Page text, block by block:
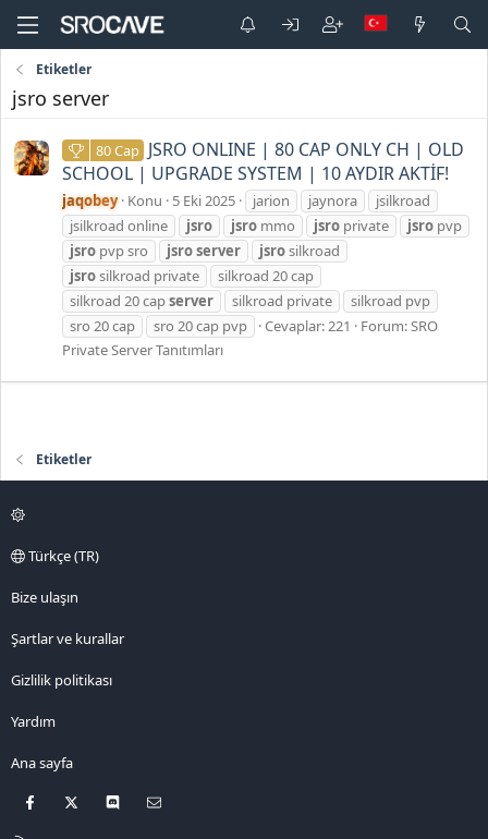
Etiketler
jsro server
80 Cap JSRO ONLINE | 80 CAP ONLY CH | OLD
SCHOOL | UPGRADE SYSTEM | 10 AYDIR AKTİF!
jaqobey Konu 5 Eki 2025 jarion jaynora
jsilkroad
jsilkroad online
jsro jsro mmo jsro private jsro pvp
jsro pvp sro jsroserver jsrosilkroad
jsrosilkroad private
silkroad 20 cap
silkroad 20 capserver silkroad private
silkroad pvp
sro 20 cap
sro 20 cap pvp Cevaplar: 221 Forum:SRO
Private Server Tanıtımları
Etiketler
Türkçe (TR)
Bize ulaşın
Şartlar ve kurallar
Gizlilik politikası
Yardım
Ana sayfa
Facebook Discord